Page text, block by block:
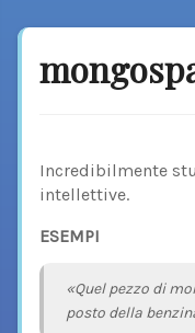
Incredibilmente
intellettive.
ESEMPI
«Quel pezzo di
posto della